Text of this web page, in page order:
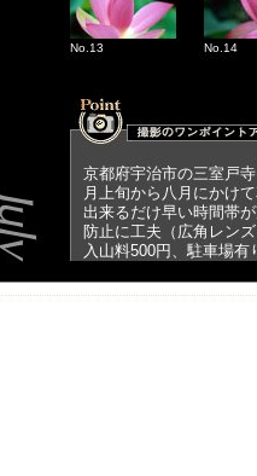
No.13 No.14
京都府宇治市の三室戸
月上旬から八月にかけ
出来るだけ早い時間帯
防止に工夫（広角レン
入山料500円、駐車場有